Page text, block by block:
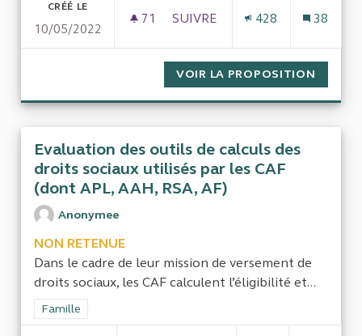
CRÉÉ LE
10/05/2022
71 71 ABONNÉS
SUIVRE
428 38
VOIR LA PROPOSITION
Evaluation des outils de calculs des
droits sociaux utilisés par les CAF
(dont APL, AAH, RSA, AF)
Anonymee
NON RETENUE
Dans le cadre de leur mission de versement de
droits sociaux, les CAF calculent l’éligibilité et...
Filtrer les résultats de la catégorie : Famille
Famille